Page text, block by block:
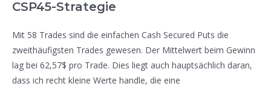
CSP45-Strategie
Mit 58 Trades sind die einfachen Cash Secured Puts die
zweithäufigsten Trades gewesen. Der Mittelwert beim Gewinn
lag bei 62,57$ pro Trade. Dies liegt auch hauptsächlich daran,
dass ich recht kleine Werte handle, die eine